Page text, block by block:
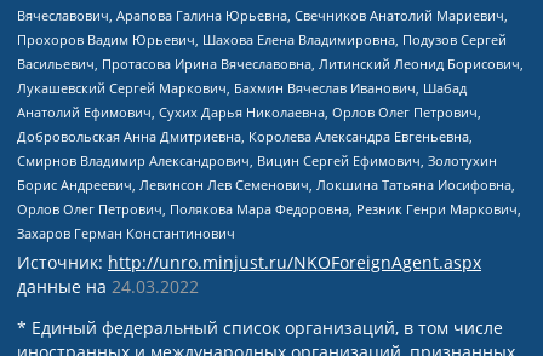
Вячеславович, Арапова Галина Юрьевна, Свечников Анатолий Мариевич,
Прохоров Вадим Юрьевич, Шахова Елена Владимировна, Подузов Сергей
Васильевич, Протасова Ирина Вячеславовна, Литинский Леонид Борисович,
Лукашевский Сергей Маркович, Бахмин Вячеслав Иванович, Шабад
Анатолий Ефимович, Сухих Дарья Николаевна, Орлов Олег Петрович,
Добровольская Анна Дмитриевна, Королева Александра Евгеньевна,
Смирнов Владимир Александрович, Вицин Сергей Ефимович, Золотухин
Борис Андреевич, Левинсон Лев Семенович, Локшина Татьяна Иосифовна,
Орлов Олег Петрович, Полякова Мара Федоровна, Резник Генри Маркович,
Захаров Герман Константинович
Источник: http://unro.minjust.ru/NKOForeignAgent.aspx
данные на 24.03.2022
* Единый федеральный список организаций, в том числе